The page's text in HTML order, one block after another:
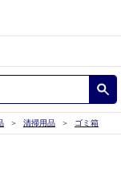
清掃用品 ゴミ箱